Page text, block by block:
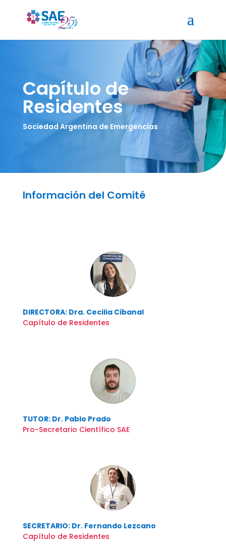
Capítulo de
Residentes
Sociedad Argentina de Emergencias
Información del Comité
DIRECTORA: Dra. Cecilia Cibanal
Capítulo de Residentes
TUTOR: Dr. Pablo Prado
Pro-Secretario Científico SAE
SECRETARIO: Dr. Fernando Lezcano
Capítulo de Residentes